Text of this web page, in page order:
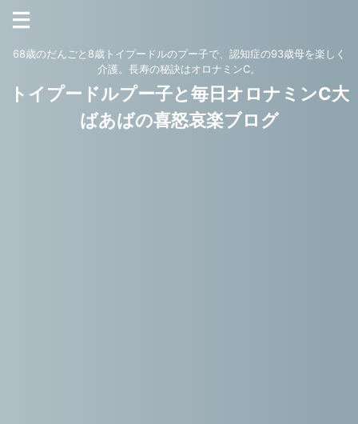
68歳のだんごと8歳トイプードルのプー子で、認知症の93歳母を楽しく
介護。長寿の秘訣はオロナミンC。
トイプードルプー子と毎日オロナミンC大
ばあばの喜怒哀楽ブログ